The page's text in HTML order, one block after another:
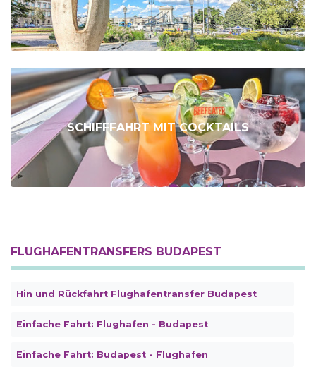
SCHIFFFAHRT MIT COCKTAILS
FLUGHAFENTRANSFERS BUDAPEST
Hin und Rückfahrt Flughafentransfer Budapest
Einfache Fahrt: Flughafen - Budapest
Einfache Fahrt: Budapest - Flughafen